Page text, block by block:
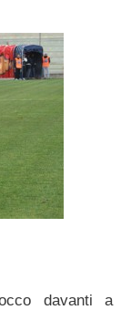
davanti a